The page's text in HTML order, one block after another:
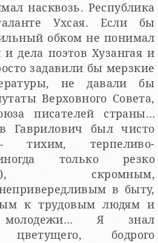
насквозь. Республика
Ухсая. Если бы
обком не понимал
дела поэтов Хузангая и
задавили бы мерзкие
не давали бы
Верховного Совета,
писателей страны…
Гаврилович был чисто
тихим, терпеливо-
только резко
скромным,
в быту,
к трудовым людям и
молодежи… Я знал
цветущего, бодрого